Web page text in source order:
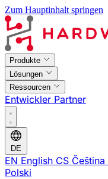
Zum Hauptinhalt springen
Produkte
Lösungen
Ressourcen
Entwickler Partner
DE
EN English CS Čeština
Polski